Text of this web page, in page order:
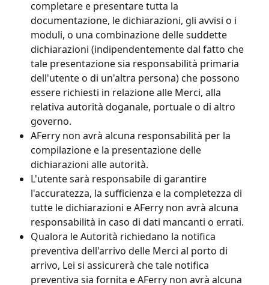
completare e presentare tutta la
documentazione, le dichiarazioni, gli avvisi o i
moduli, o una combinazione delle suddette
dichiarazioni (indipendentemente dal fatto che
tale presentazione sia responsabilità primaria
dell'utente o di un'altra persona) che possono
essere richiesti in relazione alle Merci, alla
relativa autorità doganale, portuale o di altro
governo.
AFerry non avrà alcuna responsabilità per la
compilazione e la presentazione delle
dichiarazioni alle autorità.
L'utente sarà responsabile di garantire
l'accuratezza, la sufficienza e la completezza di
tutte le dichiarazioni e AFerry non avrà alcuna
responsabilità in caso di dati mancanti o errati.
Qualora le Autorità richiedano la notifica
preventiva dell'arrivo delle Merci al porto di
arrivo, Lei si assicurerà che tale notifica
preventiva sia fornita e AFerry non avrà alcuna